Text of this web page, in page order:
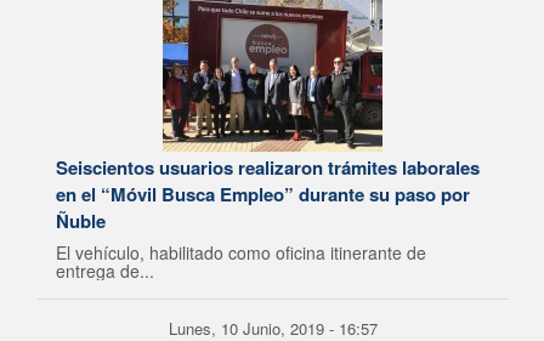
Seiscientos usuarios realizaron trámites laborales
en el “Móvil Busca Empleo” durante su paso por
Ñuble
El vehículo, habilitado como oficina itinerante de
entrega de...
Lunes, 10 Junio, 2019 - 16:57